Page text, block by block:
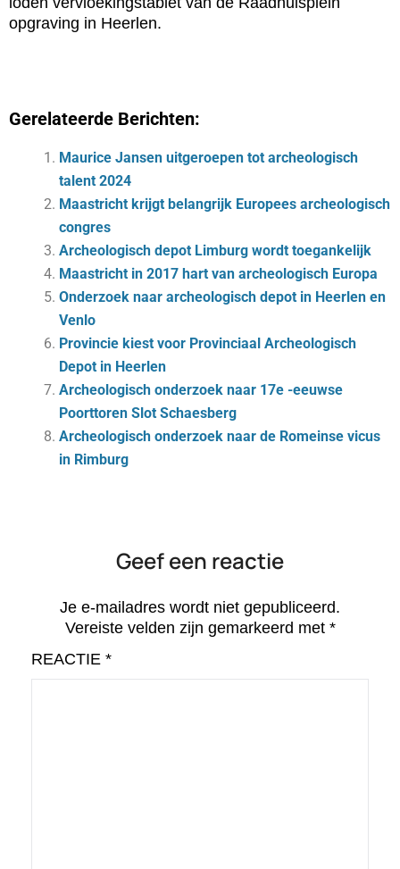
opgraving in Heerlen.
Gerelateerde Berichten:
Maurice Jansen uitgeroepen tot archeologisch
talent 2024
Maastricht krijgt belangrijk Europees archeologisch
congres
Archeologisch depot Limburg wordt toegankelijk
Maastricht in 2017 hart van archeologisch Europa
Onderzoek naar archeologisch depot in Heerlen en
Venlo
Provincie kiest voor Provinciaal Archeologisch
Depot in Heerlen
Archeologisch onderzoek naar 17e -eeuwse
Poorttoren Slot Schaesberg
Archeologisch onderzoek naar de Romeinse vicus
in Rimburg
Geef een reactie
Je e-mailadres wordt niet gepubliceerd.
Vereiste velden zijn gemarkeerd met *
REACTIE *